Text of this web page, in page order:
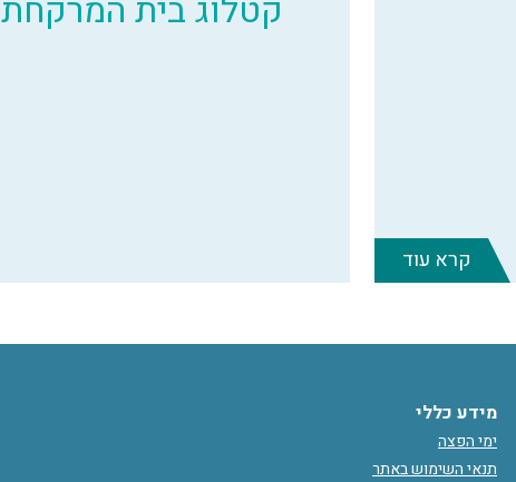
קרא עוד
מידע כללי
ימי הפצה
תנאי השימוש באתר